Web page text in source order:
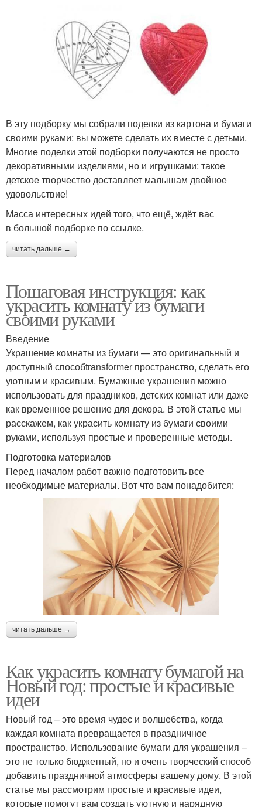
В эту подборку мы собрали поделки из картона и бумаги
своими руками: вы можете сделать их вместе с детьми.
Многие поделки этой подборки получаются не просто
декоративными изделиями, но и игрушками: такое
детское творчество доставляет малышам двойное
удовольствие!
Масса интересных идей того, что ещё, ждёт вас
в большой подборке по ссылке.
читать дальше →
Пошаговая инструкция: как
украсить комнату из бумаги
своими руками
Введение
Украшение комнаты из бумаги — это оригинальный и
доступный способtransformer пространство, сделать его
уютным и красивым. Бумажные украшения можно
использовать для праздников, детских комнат или даже
как временное решение для декора. В этой статье мы
расскажем, как украсить комнату из бумаги своими
руками, используя простые и проверенные методы.
Подготовка материалов
Перед началом работ важно подготовить все
необходимые материалы. Вот что вам понадобится:
читать дальше →
Как украсить комнату бумагой на
Новый год: простые и красивые
идеи
Новый год – это время чудес и волшебства, когда
каждая комната превращается в праздничное
пространство. Использование бумаги для украшения –
это не только бюджетный, но и очень творческий способ
добавить праздничной атмосферы вашему дому. В этой
статье мы рассмотрим простые и красивые идеи,
которые помогут вам создать уютную и нарядную